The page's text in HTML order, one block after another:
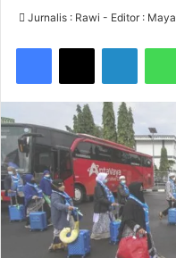
Jurnalis : Rawi - Editor : Maya